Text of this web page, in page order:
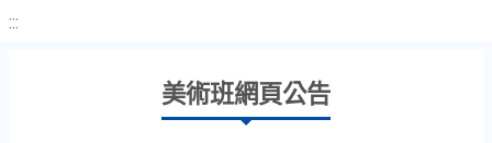
:::
美術班網頁公告